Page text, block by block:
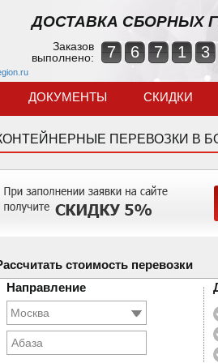
ДОСТАВКА СБОРНЫХ
Заказов
выполнено:
7 6 7 1 3
ДОКУМЕНТЫ СКИДКИ
ПЕРЕВОЗКИ В
стоимость перевозки
Направление
Абаза